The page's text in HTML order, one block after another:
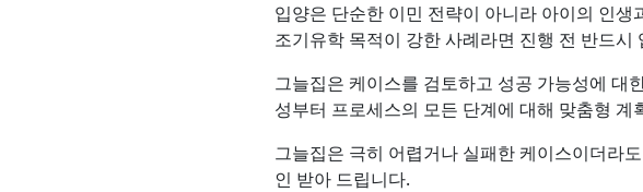
입양은 단순한 이민 전략이 아니라 아이의 인
조기유학 목적이 강한 사례라면 진행 전 반드
그늘집은 케이스를 검토하고 성공 가능성에 대
성부터 프로세스의 모든 단계에 대해 맞춤형 계
그늘집은 극히 어렵거나 실패한 케이스이더라
인 받아 드립니다.